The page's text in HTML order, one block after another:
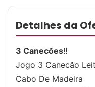
Detalhes da
3 Canecões‼️
Jogo 3 Canecão
Cabo De Madeira